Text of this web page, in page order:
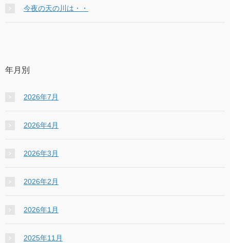
今夜の天の川は・・
年月別
2026年7月
2026年4月
2026年3月
2026年2月
2026年1月
2025年11月